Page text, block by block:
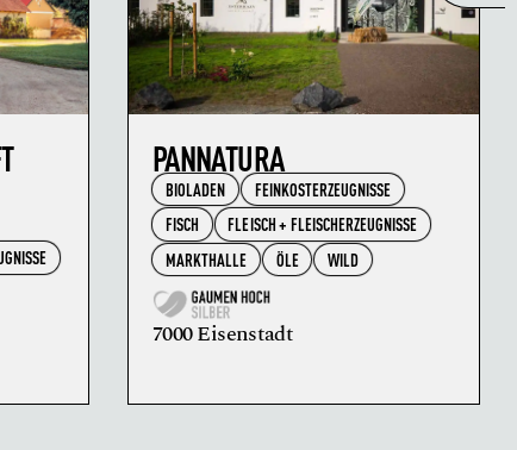
PANNATURA
BIOLADEN
FEINKOSTERZEUGNISSE
FISCH
FLEISCH + FLEISCHERZEUGNISSE
MARKTHALLE
ÖLE WILD
7000 Eisenstadt